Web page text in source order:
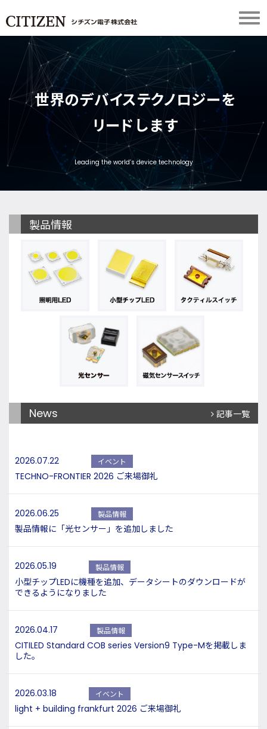
世界のデバイステクノロジーを
リー ド します
Leading the world’s device technology
製品情報
News 記事一覧
2026.07.22 イベント
TECHNO-FRONTIER 2026 ご来場御礼
2026.06.25 製品情報
製品情報に「光センサー」を追加しました
2026.05.19 製品情報
小型チップLEDに機種を追加、データシートのダウンロードが
できるようになりました
2026.04.17 製品情報
CITILED Standard COB series Version9 Type-Mを掲載しま
した。
2026.03.18 イベント
light + building frankfurt 2026 ご来場御礼